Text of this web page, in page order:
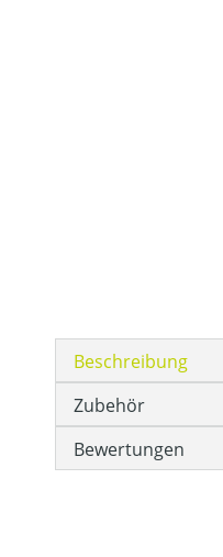
Beschreibung
Zubehör
Bewertungen